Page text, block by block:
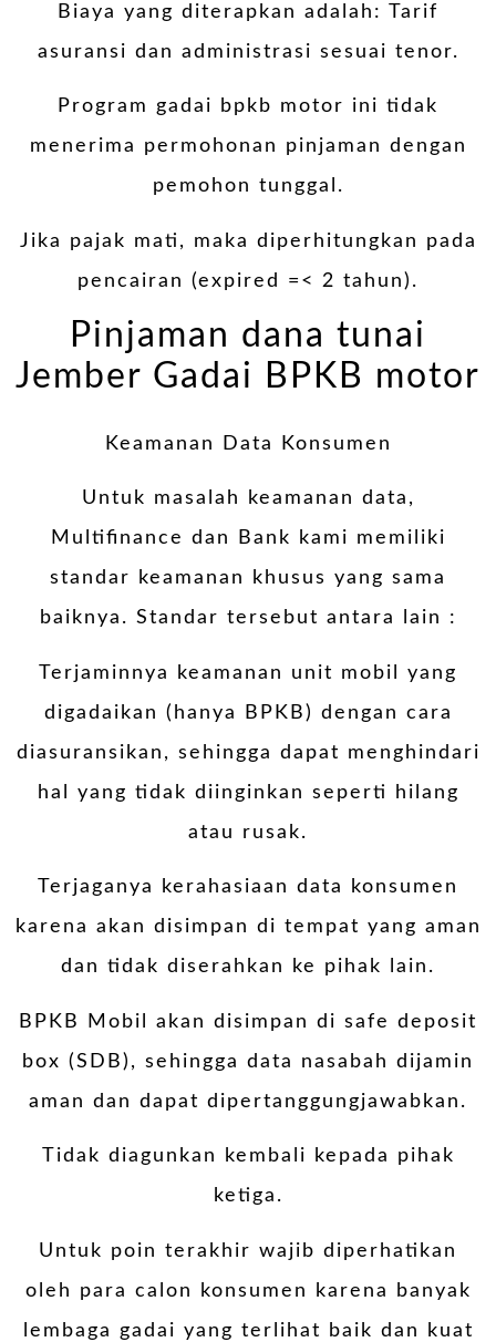
Biaya yang diterapkan adalah: Tarif
asuransi dan administrasi sesuai tenor.
Program gadai bpkb motor ini tidak
menerima permohonan pinjaman dengan
pemohon tunggal.
Jika pajak mati, maka diperhitungkan pada
pencairan (expired =< 2 tahun).
Pinjaman dana tunai
Jember Gadai BPKB motor
Keamanan Data Konsumen
Untuk masalah keamanan data,
Multifinance dan Bank kami memiliki
standar keamanan khusus yang sama
baiknya. Standar tersebut antara lain :
Terjaminnya keamanan unit mobil yang
digadaikan (hanya BPKB) dengan cara
diasuransikan, sehingga dapat menghindari
hal yang tidak diinginkan seperti hilang
atau rusak.
Terjaganya kerahasiaan data konsumen
karena akan disimpan di tempat yang aman
dan tidak diserahkan ke pihak lain.
BPKB Mobil akan disimpan di safe deposit
box (SDB), sehingga data nasabah dijamin
aman dan dapat dipertanggungjawabkan.
Tidak diagunkan kembali kepada pihak
ketiga.
Untuk poin terakhir wajib diperhatikan
oleh para calon konsumen karena banyak
lembaga gadai yang terlihat baik dan kuat